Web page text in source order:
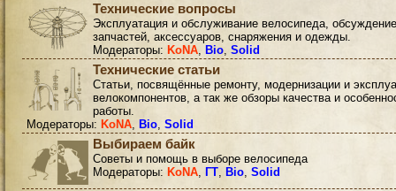
Технические вопросы
Эксплуатация и обслуживание велосипеда, обсуждение
запчастей, аксессуаров, снаряжения и одежды.
Модераторы: KoNA, Bio, Solid
Технические статьи
Статьи, посвящённые ремонту, модернизации и
велокомпонентов, а так же обзоры качества и
работы.
Модераторы: KoNA, Bio, Solid
Выбираем байк
Советы и помощь в выборе велосипеда
Модераторы: KoNA, ГТ, Bio, Solid